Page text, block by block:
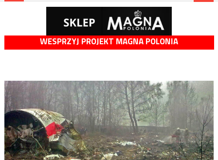
WESPRZYJ PROJEKT MAGNA POLONIA